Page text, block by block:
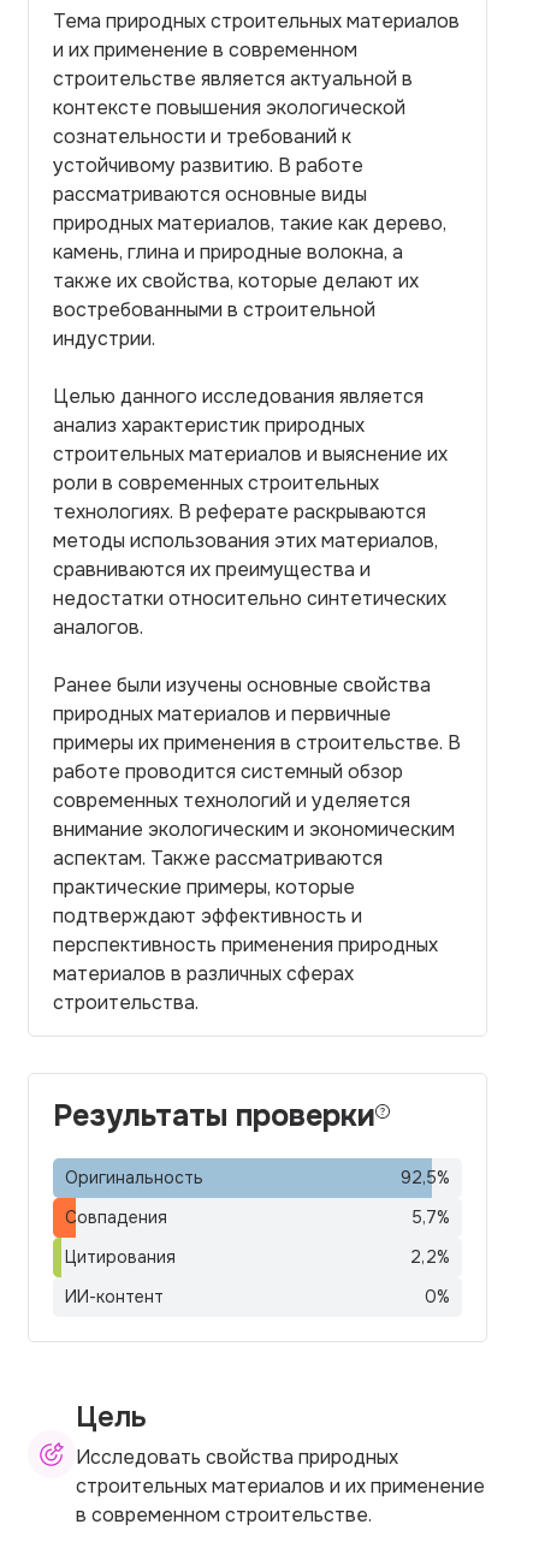
Тема природных строительных материалов
и их применение в современном
строительстве является актуальной в
контексте повышения экологической
сознательности и требований к
устойчивому развитию. В работе
рассматриваются основные виды
природных материалов, такие как дерево,
камень, глина и природные волокна, а
также их свойства, которые делают их
востребованными в строительной
индустрии.
Целью данного исследования является
анализ характеристик природных
строительных материалов и выяснение их
роли в современных строительных
технологиях. В реферате раскрываются
методы использования этих материалов,
сравниваются их преимущества и
недостатки относительно синтетических
аналогов.
Ранее были изучены основные свойства
природных материалов и первичные
примеры их применения в строительстве. В
работе проводится системный обзор
современных технологий и уделяется
внимание экологическим и экономическим
аспектам. Также рассматриваются
практические примеры, которые
подтверждают эффективность и
перспективность применения природных
материалов в различных сферах
строительства.
Результаты проверки
Оригинальность 92,5%
Совпадения
5,7%
Цитирования
2,2%
ИИ-контент
0%
Цель
Исследовать свойства природных
строительных материалов и их применение
в современном строительстве.